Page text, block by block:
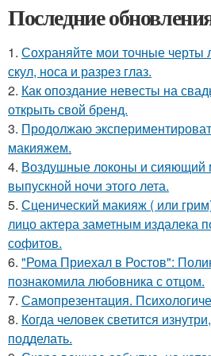
Последние
1. Сохраняйте мои точные черты
скул, носа и разрез глаз.
2. Как опоздание невесты на
открыть свой бренд.
3. Продолжаю
макияжем.
4. Воздушные локоны и сияющий
выпускной ночи этого лета.
5. Сценический макияж ( или
лицо актера заметным издалека
софитов.
6. "Рома Приехал в Ростов":
познакомила любовника с отцом.
7. Самопрезентация.
8. Когда человек светится
подделать.